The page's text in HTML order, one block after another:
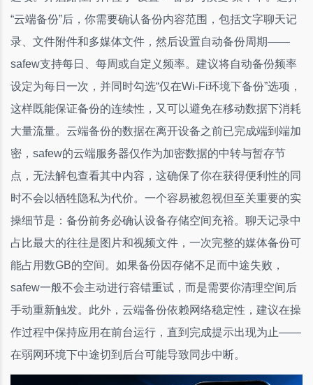
“云端备份”后，你需要确认备份内容范围，包括文字聊天记
录、文件附件和多媒体文件，然后设置自动备份周期——
safew支持每日、每周或自定义频率。建议将自动备份频率
设定为每日一次，并同时勾选“仅在Wi-Fi环境下备份”选项，
这样既能保证备份的连续性，又可以避免在移动数据下消耗
大量流量。云端备份的数据在离开设备之前已完成端到端加
密，safew的云端服务器仅作为加密数据的中转与暂存节
点，无法解包查看其中内容，这确保了你在获得便利性的同
时不会以牺牲隐私为代价。一个容易被忽视但至关重要的实
操细节是：备份前务必确认设备存储空间充裕。聊天记录中
占比最大的往往是图片和视频文件，一次完整的媒体备份可
能占用数GB的空间。如果备份因存储不足而中途失败，
safew一般不会主动进行容错重试，而是需要你清理空间后
手动重新触发。此外，云端备份依赖网络稳定性，建议在操
作过程中保持应用在前台运行，直到完成提示出现为止——
在弱网环境下中途切到后台可能导致同步中断。